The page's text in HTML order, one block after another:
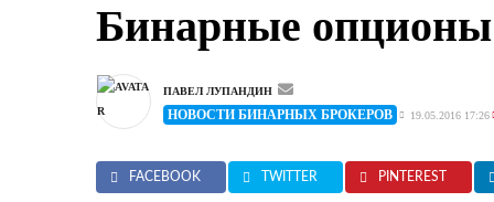
Бинарные
ПАВЕЛ ЛУПАНДИН
НОВОСТИ БИНАРНЫХ БРОКЕРОВ 19.05.2016 17:26
FACEBOOK TWITTER PINTEREST